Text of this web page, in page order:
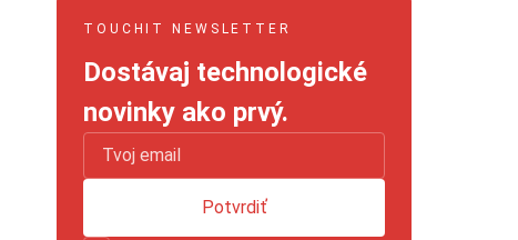
TOUCHIT NEWSLETTER
Dostávaj technologické
novinky ako prvý.
Potvrdiť